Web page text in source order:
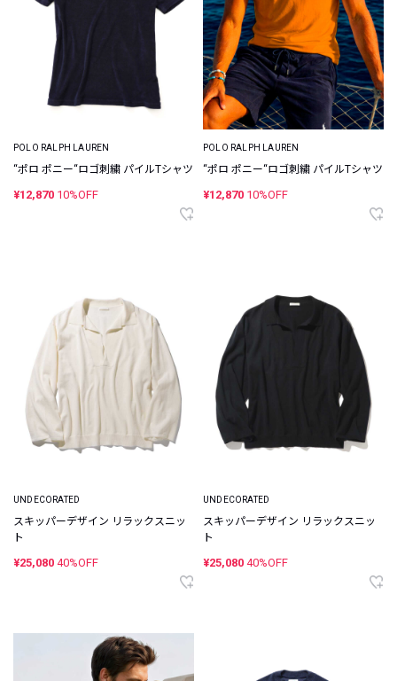
POLO RALPH LAUREN
“ポロ ポニー“ロゴ刺繍 パイルTシャツ
¥12,870 10%OFF
POLO RALPH LAUREN
“ポロ ポニー“ロゴ刺繍 パイルTシャツ
¥12,870 10%OFF
UNDECORATED
スキッパーデザイン リラックスニッ
ト
¥25,080 40%OFF
UNDECORATED
スキッパーデザイン リラックスニッ
ト
¥25,080 40%OFF